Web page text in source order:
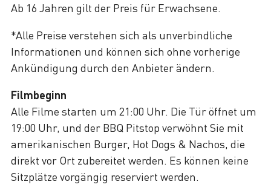
Ab 16 Jahren gilt der Preis für Erwachsene.
*Alle Preise verstehen sich als unverbindliche
Informationen und können sich ohne vorherige
Ankündigung durch den Anbieter ändern.
Filmbeginn
Alle Filme starten um 21:00 Uhr. Die Tür öffnet um
19:00 Uhr, und der BBQ Pitstop verwöhnt Sie mit
amerikanischen Burger, Hot Dogs & Nachos, die
direkt vor Ort zubereitet werden. Es können keine
Sitzplätze vorgängig reserviert werden.